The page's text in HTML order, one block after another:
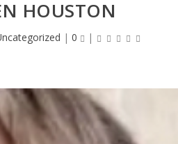
HOUSTON
| 0 |